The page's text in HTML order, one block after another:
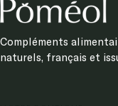
Compléments
naturels, français et